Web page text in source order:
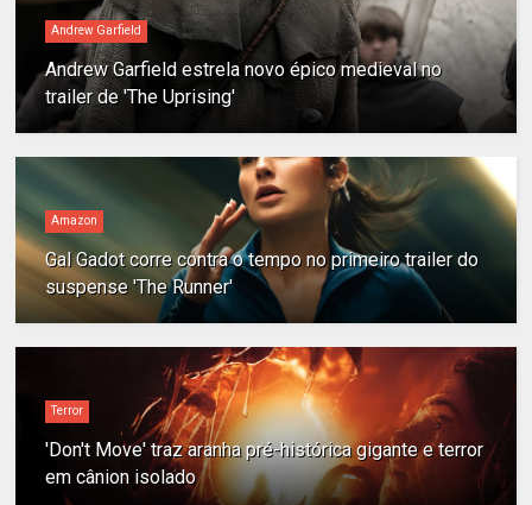
Andrew Garfield
Andrew Garfield estrela novo épico medieval no
trailer de 'The Uprising'
Amazon
Gal Gadot corre contra o tempo no primeiro trailer do
suspense 'The Runner'
Terror
'Don't Move' traz aranha pré-histórica gigante e terror
em cânion isolado